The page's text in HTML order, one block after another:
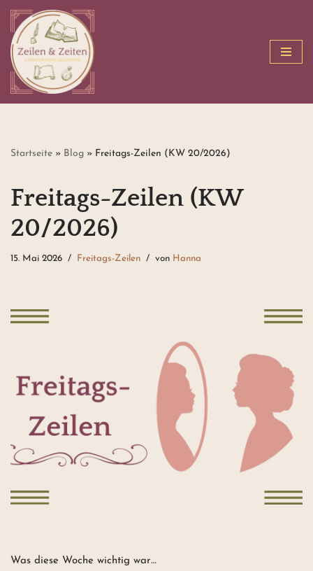
Zum
Inhalt
springen
Startseite » Blog » Freitags-Zeilen (KW 20/2026)
Freitags-Zeilen (KW
20/2026)
15. Mai 2026 Freitags-Zeilen von Hanna
Was diese Woche wichtig war…